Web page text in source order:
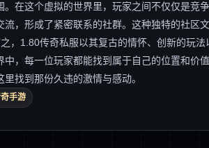
。在这个虚拟的世界里，玩家之间不仅仅是竞
流，形成了紧密联系的社群。这种独特的社区
，1.80传奇私服以其复古的情怀、创新的玩
中，每一位玩家都能找到属于自己的位置和价
找到那份久违的激情与感动。
手游